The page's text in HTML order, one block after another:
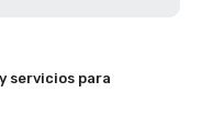
servicios para